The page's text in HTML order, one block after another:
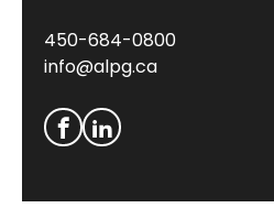
450-684-0800
info@alpg.ca